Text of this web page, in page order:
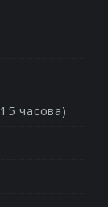
часова)